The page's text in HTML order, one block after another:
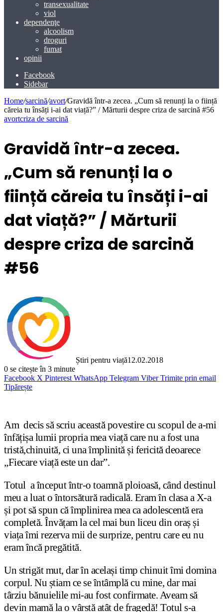
transexualitate
viol
dependenţe
alcoolism
droguri
fumat
opinii
Facebook
Sidebar
Home/sarcină/avort/Gravidă într-a zecea. „Cum să renunți la o ființă
căreia tu însăți i-ai dat viață?” / Mărturii despre criza de sarcină #56
avortcriza de sarcină
Gravidă într-a zecea.
„Cum să renunți la o
ființă căreia tu însăți i-ai
dat viață?” / Mărturii
despre criza de sarcină
#56
Știri pentru viață12.02.2018
0 se citește în 3 minute
Facebook X Pinterest WhatsApp Telegram Viber Trimite prin email
Tipărește
Am decis să scriu această povestire cu scopul de a-mi
înfățișa lumii propria mea viață care nu a fost una
tristă,chinuită, ci una împlinită și fericită deoarece
„Fiecare viață este un dar”.
Totul a început într-o toamnă ploioasă, când destinul
meu a luat o întorsătură radicală. Eram în clasa a X-a
și pot să spun că împlinirea mea ca adolescentă era
completă. Învățam la cel mai bun liceu din oraș și
viața îmi rezerva mii de surprize, pentru care eu nu
eram încă pregătită.
Un strigăt mut, dar în același timp chinuit îmi domina
corpul. Nu știam ce se întâmplă cu mine, dar mai
târziu bănuielile mi-au fost confirmate. Aveam să
devin mamă la o vârstă atât de fragedă! Totul s-a